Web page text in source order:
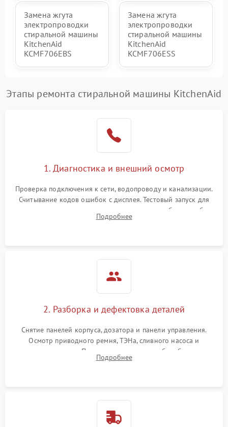
Замена жгута
электропроводки
стиральной машины
KitchenAid
KCMF706EBS
Замена жгута
электропроводки
стиральной машины
KitchenAid
KCMF706ESS
Этапы ремонта стиральной машины KitchenAid
1. Диагностика и внешний осмотр
Проверка подключения к сети, водопроводу и канализации.
Считывание кодов ошибок с дисплея. Тестовый запуск для
выявления посторонних шумов, протечек или сбоев в работе
электронного модуля управления.
Подробнее
2. Разборка и дефектовка деталей
Снятие панелей корпуса, дозатора и панели управления.
Осмотр приводного ремня, ТЭНа, сливного насоса и
амортизаторов. Проверка подшипников барабана и
крестовины на износ, а манжеты люка на разрывы.
Подробнее